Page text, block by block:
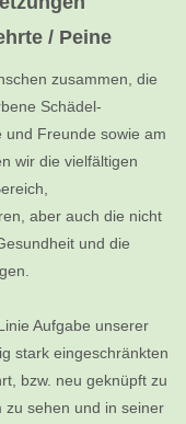
/ Peine
zusammen, die
Schädel-
und Freunde sowie am
wir die vielfältigen
aber auch die nicht
und die
Aufgabe unserer
stark eingeschränkten
bzw. neu geknüpft zu
zu sehen und in seiner